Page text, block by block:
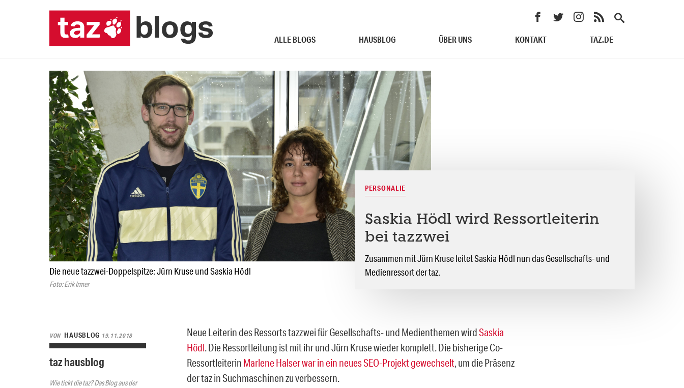
ALLE BLOGS HAUSBLOG ÜBER UNS KONTAKT TAZ.DE
Die neue tazzwei-Doppelspitze: Jürn Kruse und Saskia Hödl
Foto: Erik Irmer
PERSONALIE
Saskia Hödl wird Ressortleiterin
bei tazzwei
Zusammen mit Jürn Kruse leitet Saskia Hödl nun das Gesellschafts- und
Medienressort der taz.
VON HAUSBLOG 19.11.2018
taz hausblog
Wie tickt die taz? Das Blog aus der
Neue Leiterin des Ressorts tazzwei für Gesellschafts- und Medienthemen wirdSaskia
Hödl. Die Ressortleitung ist mit ihr und Jürn Kruse wieder komplett. Die bisherige Co-
Ressortleiterin Marlene Halser war in ein neues SEO-Projekt gewechselt, um die Präsenz
der taz in Suchmaschinen zu verbessern.